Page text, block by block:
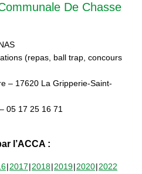
De Chasse
(repas, ball trap, concours
– 17620 La Gripperie-Saint-
05 17 25 16 71
l’ACCA :
2017 2018 2019 2020 2022